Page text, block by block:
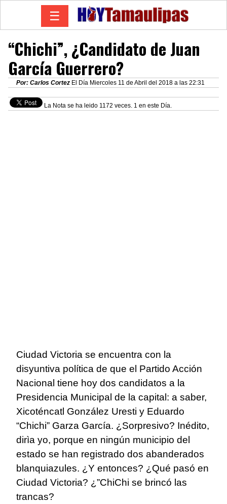
☰
“Chichi”, ¿Candidato de Juan
García Guerrero?
Por: Carlos Cortez El Día Miercoles 11 de Abril del 2018 a las 22:31
La Nota se ha leido 1172 veces. 1 en este Día.
Ciudad Victoria se encuentra con la
disyuntiva política de que el Partido Acción
Nacional tiene hoy dos candidatos a la
Presidencia Municipal de la capital: a saber,
Xicoténcatl González Uresti y Eduardo
“Chichi” Garza García. ¿Sorpresivo? Inédito,
dirìa yo, porque en ningún municipio del
estado se han registrado dos abanderados
blanquiazules. ¿Y entonces? ¿Qué pasó en
Ciudad Victoria? ¿”ChiChi se brincó las
trancas?